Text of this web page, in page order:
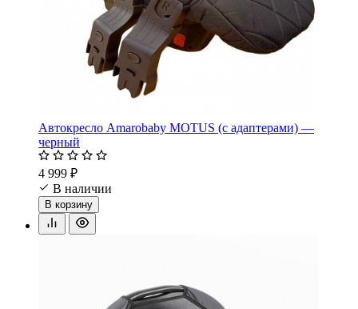
Автокресло Amarobaby MOTUS (с адаптерами) —
черный
4 999 ₽
В наличии
В корзину